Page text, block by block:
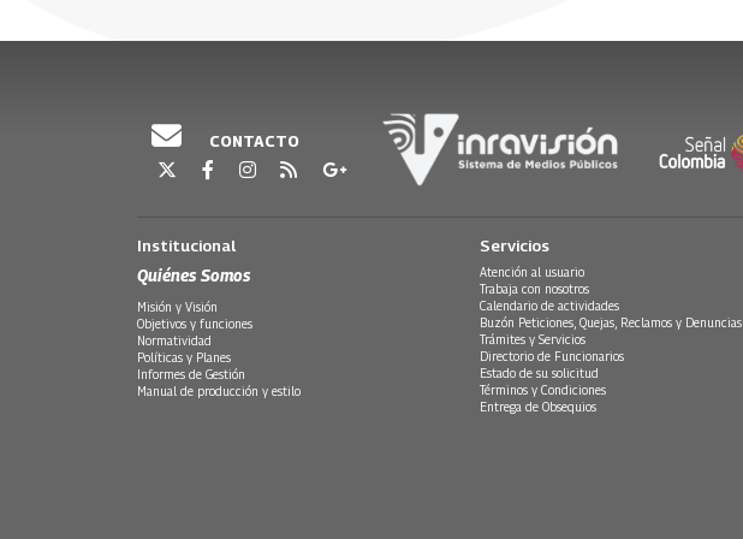
CONTACTO
Institucional
Quiénes Somos
Misión y Visión
Objetivos y funciones
Normatividad
Políticas y Planes
Informes de Gestión
Manual de producción y estilo
Servicios
Atención al usuario
Trabaja con nosotros
Calendario de actividades
Buzón Peticiones, Quejas, Reclamos y Denuncias
Trámites y Servicios
Directorio de Funcionarios
Estado de su solicitud
Términos y Condiciones
Entrega de Obsequios